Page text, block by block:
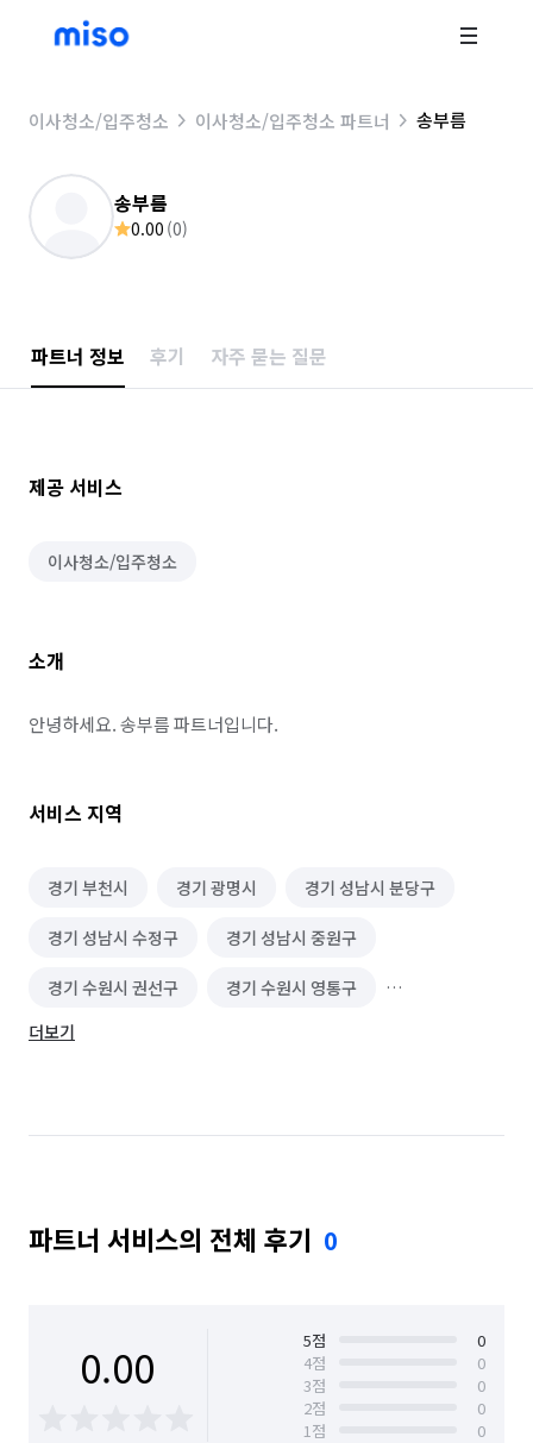
이사청소/입주청소 이사청소/입주청소 파트너 송부름
송부름
0.00 (0)
파트너 정보 후기 자주 묻는 질문
제공 서비스
이사청소/입주청소
소개
안녕하세요. 송부름 파트너입니다.
서비스 지역
경기 부천시 경기 광명시 경기 성남시 분당구
경기 성남시 수정구 경기 성남시 중원구
경기 수원시 권선구 경기 수원시 영통구
경기 수원시 장안구
서울 서초구
더보기
파트너 서비스의 전체 후기 0
0.00 5점
0
4점
0
3점
0
2점
0
1점
0